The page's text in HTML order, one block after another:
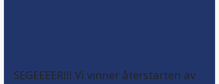
SEGEEEER!!! Vi vinner återstarten av